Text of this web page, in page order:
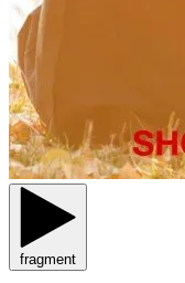
fragment